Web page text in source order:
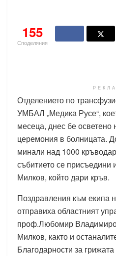
155
Споделяния
Отделението по
УМБАЛ „Медика Русе“,
месеца, днес бе
церемония в болницата.
минали над 1000
събитието се присъедини
Милков, който дари кръв.
Поздравления към екипа
отправиха областният
проф.Любомир
Милков, както и
Благодарности за